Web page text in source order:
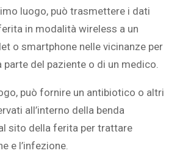
luogo, può trasmettere i dati
in modalità wireless a un
o smartphone nelle vicinanze per
parte del paziente o di un medico.
può fornire un antibiotico o altri
all’interno della benda
sito della ferita per trattare
e l’infezione.